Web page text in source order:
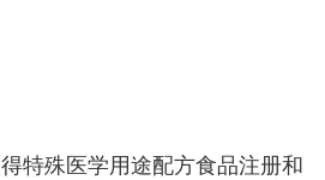
特殊医学用途配方食品注册和